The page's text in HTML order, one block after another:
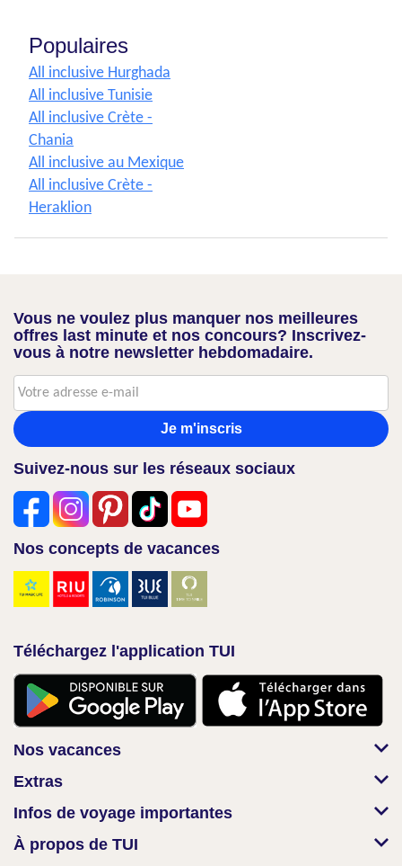
Populaires
All inclusive Hurghada
All inclusive Tunisie
All inclusive Crète -
Chania
All inclusive au Mexique
All inclusive Crète -
Heraklion
Vous ne voulez plus manquer nos meilleures
offres last minute et nos concours? Inscrivez-
vous à notre newsletter hebdomadaire.
Je m'inscris
Suivez-nous sur les réseaux sociaux
Nos concepts de vacances
Téléchargez l'application TUI
Nos vacances
Extras
Infos de voyage importantes
À propos de TUI